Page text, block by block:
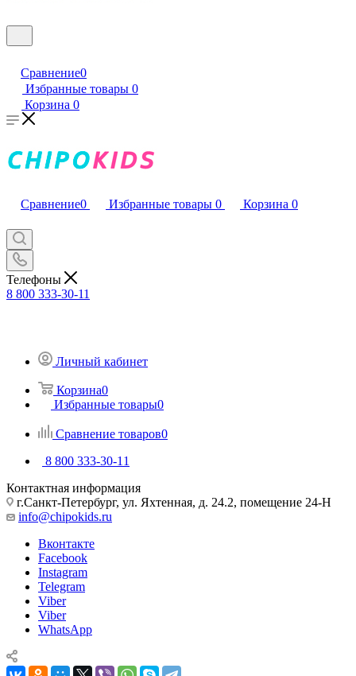
Сравнение0
Избранные товары 0
Корзина 0
Сравнение0 Избранные товары 0 Корзина 0
Телефоны
8 800 333-30-11
Личный кабинет
Корзина0
Избранные товары0
Сравнение товаров0
8 800 333-30-11
Контактная информация
г.Санкт-Петербург, ул. Яхтенная, д. 24.2, помещение 24-Н
info@chipokids.ru
Вконтакте
Facebook
Instagram
Telegram
Viber
Viber
WhatsApp